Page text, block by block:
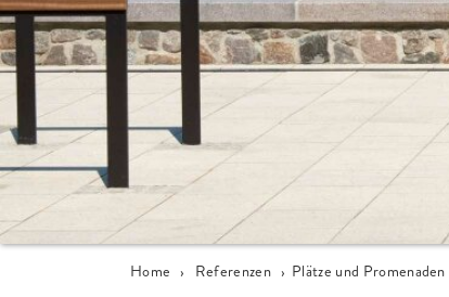
Home › Referenzen › Plätze und Promenaden